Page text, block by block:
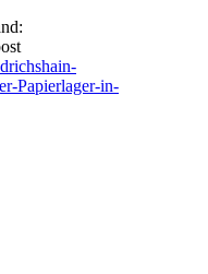
Papierlager-in-